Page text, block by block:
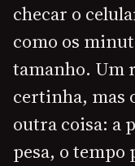
checar o
como os
tamanho. Um
certinha, mas
outra coisa: a
pesa, o tempo